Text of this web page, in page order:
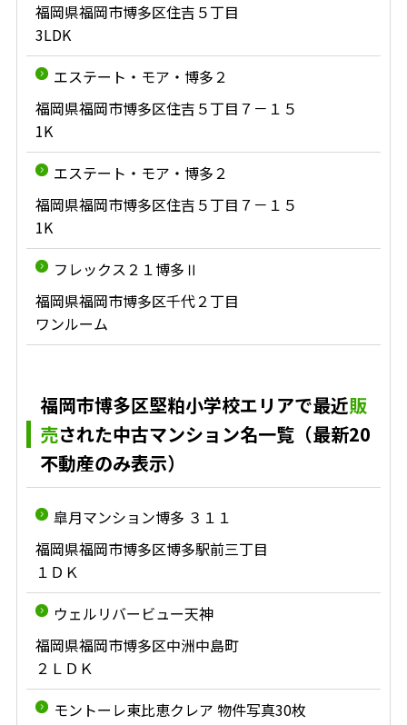
福岡県福岡市博多区住吉５丁目
3LDK
エステート・モア・博多２
福岡県福岡市博多区住吉５丁目７－１５
1K
エステート・モア・博多２
福岡県福岡市博多区住吉５丁目７－１５
1K
フレックス２１博多Ⅱ
福岡県福岡市博多区千代２丁目
ワンルーム
福岡市博多区堅粕小学校エリアで最近販
売された中古マンション名一覧（最新20
不動産のみ表示）
皐月マンション博多 ３１１
福岡県福岡市博多区博多駅前三丁目
１ＤＫ
ウェルリバービュー天神
福岡県福岡市博多区中洲中島町
２ＬＤＫ
モントーレ東比恵クレア 物件写真30枚